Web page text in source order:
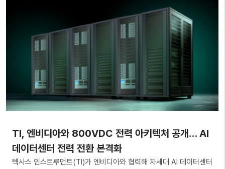
TI, 엔비디아와 800VDC 전력 아키텍처 공개… AI
데이터센터 전력 전환 본격화
텍사스 인스트루먼트(TI)가 엔비디아와 협력해 차세대 AI 데이터센터